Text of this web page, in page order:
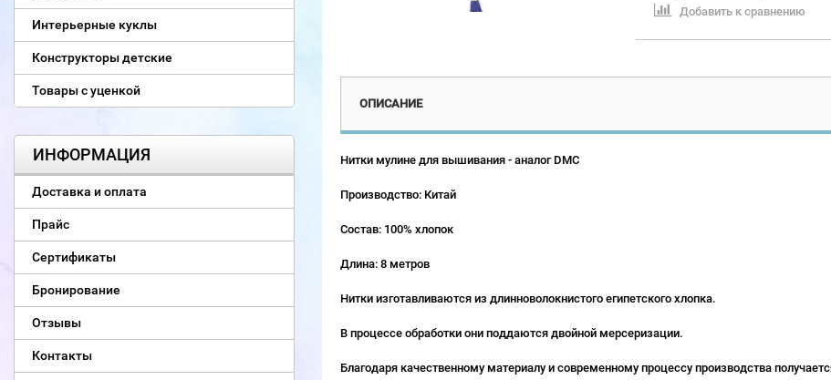
Интерьерные куклы
Конструкторы детские
Товары с уценкой
ИНФОРМАЦИЯ
Доставка и оплата
Прайс
Сертификаты
Бронирование
Отзывы
Контакты
Добавить к сравнению
ОПИСАНИЕ
Нитки мулине для вышивания - аналог DMC
Производство: Китай
Состав: 100% хлопок
Длина: 8 метров
Нитки изготавливаются из длинноволокнистого египетского хлопка.
В процессе обработки они поддаются двойной мерсеризации.
Благодаря качественному материалу и современному процессу производства